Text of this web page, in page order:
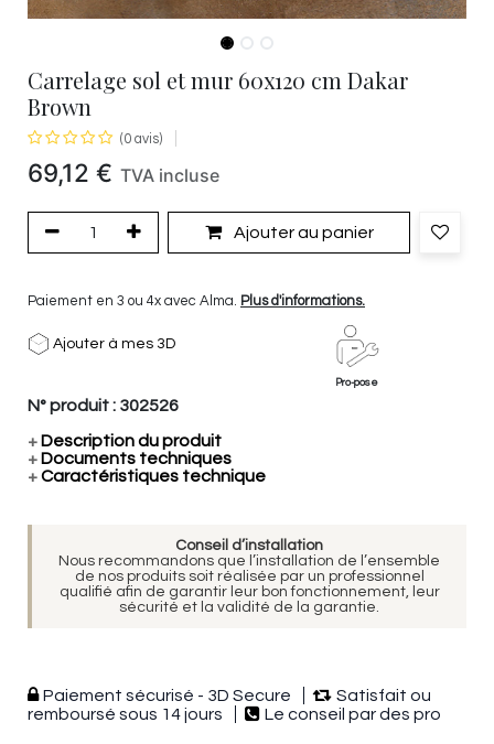
Carrelage sol et mur 60x120 cm Dakar
Brown
(0 avis)
69,12 € TVA incluse
Ajouter au panier
Paiement en 3 ou 4x avec Alma. Plus d'informations.
Ajouter à mes 3D
Pro-pose
N° produit : 302526
+ Description du produit
+ Documents techniques
+Caractéristiques technique
Conseil d’installation
Nous recommandons que l’installation de l’ensemble
de nos produits soit réalisée par un professionnel
qualifié afin de garantir leur bon fonctionnement, leur
sécurité et la validité de la garantie.
Paiement sécurisé - 3D Secure
Satisfait ou
remboursé sous 14 jours
Le conseil par des pro